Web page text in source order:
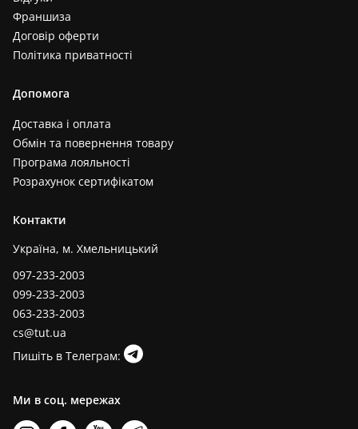
Франшиза
Договір оферти
Політика приватності
Допомога
Доставка і оплата
Обмін та повернення товару
Програма лояльності
Розрахунок сертифікатом
Контакти
Україна, м. Хмельницький
097-233-2003
099-233-2003
063-233-2003
cs@tut.ua
Пишіть в Телеграм:
Ми в соц. мережах